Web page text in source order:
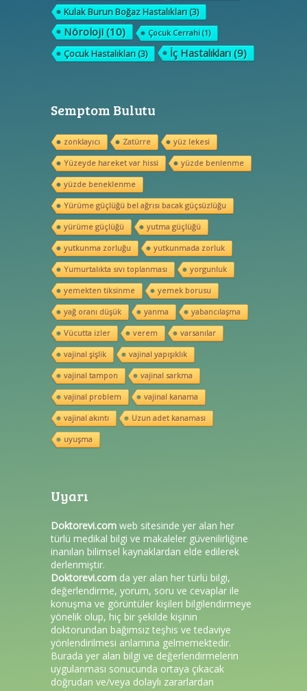
Kulak Burun Boğaz Hastalıkları(3)
Nöroloji(10) Çocuk Cerrahi(1)
Çocuk Hastalıkları(3) İç Hastalıkları(9)
Semptom Bulutu
zonklayıcı Zatürre yüz lekesi
Yüzeyde hareket var hissi yüzde benlenme
yüzde beneklenme
Yürüme güçlüğü bel ağrısı bacak güçsüzlüğu
yürüme güçlüğü yutma güçlüğü
yutkunma zorluğu yutkunmada zorluk
Yumurtalıkta sıvı toplanması yorgunluk
yemekten tiksinme yemek borusu
yağ oranı düşük yanma yabancılaşma
Vücutta izler verem varsanılar
vajinal şişlik vajinal yapışıklık
vajinal tampon vajinal sarkma
vajinal problem vajinal kanama
vajinal akıntı Uzun adet kanaması
uyuşma
Uyarı
Doktorevi.comweb sitesinde yer alan her
türlü medikal bilgi ve makaleler güvenilirliğine
inanılan bilimsel kaynaklardan elde edilerek
derlenmiştir.
Doktorevi.comda yer alan her türlü bilgi,
değerlendirme, yorum, soru ve cevaplar ile
konuşma ve görüntüler kişileri bilgilendirmeye
yönelik olup, hiç bir şekilde kişinin
doktorundan bağımsız teşhis ve tedaviye
yönlendirilmesi anlamına gelmemektedir.
Burada yer alan bilgi ve değerlendirmelerin
uygulanması sonucunda ortaya çıkacak
doğrudan ve/veya dolaylı zararlardan